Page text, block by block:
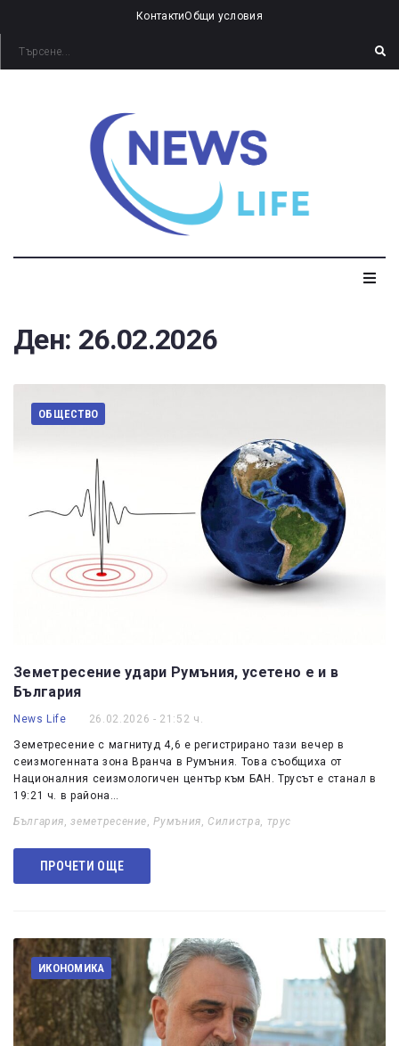
КонтактиОбщи условия
Ден: 26.02.2026
ОБЩЕСТВО
Земетресение удари Румъния, усетено е и в
България
News Life 26.02.2026 - 21:52 ч.
Земетресение с магнитуд 4,6 е регистрирано тази вечер в
сеизмогенната зона Вранча в Румъния. Това съобщиха от
Националния сеизмологичен център към БАН. Трусът е станал в
19:21 ч. в района…
България,земетресение,Румъния, Силистра, трус
ПРОЧЕТИ ОЩЕ
ИКОНОМИКА